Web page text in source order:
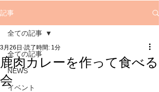
記事
全ての記事
NEWS
イベント
全ての記事
鹿肉カレーを作って食べる
会
3月26日 読了時間: 1分